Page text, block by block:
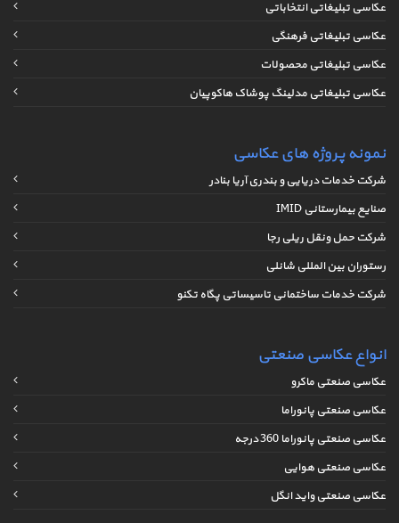
عکاسی تبلیغاتی انتخاباتی
عکاسی تبلیغاتی فرهنگی
عکاسی تبلیغاتی محصولات
عکاسی تبلیغاتی مدلینگ پوشاک هاکوپیان
نمونه پروژه های عکاسی
شرکت خدمات دریایی و بندری آریا بنادر
صنایع بیمارستانی IMID
شرکت حمل ونقل ریلی رجا
رستوران بین المللی شانلی
شرکت خدمات ساختمانی تاسیساتی پگاه تکنو
انواع عکاسی صنعتی
عکاسی صنعتی ماکرو
عکاسی صنعتی پانوراما
عکاسی صنعتی پانوراما 360 درجه
عکاسی صنعتی هوایی
عکاسی صنعتی واید انگل